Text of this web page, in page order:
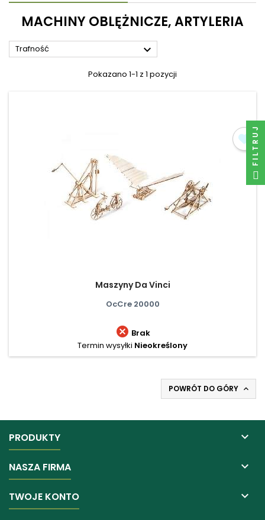
MACHINY OBLĘŻNICZE, ARTYLERIA
Trafność 
Pokazano 1-1 z 1 pozycji
Maszyny Da Vinci
OcCre 20000
 Brak
Termin wysyłki Nieokreślony
POWRÓT DO GÓRY 
PRODUKTY 
NASZA FIRMA 
TWOJE KONTO 
FILTRUJ